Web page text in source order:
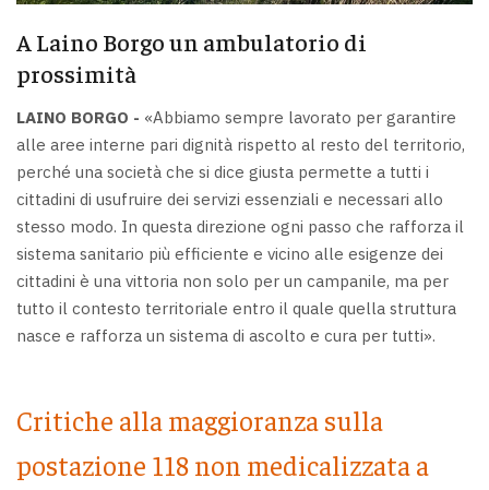
A Laino Borgo un ambulatorio di
prossimità
LAINO BORGO - «Abbiamo sempre lavorato per garantire
alle aree interne pari dignità rispetto al resto del territorio,
perché una società che si dice giusta permette a tutti i
cittadini di usufruire dei servizi essenziali e necessari allo
stesso modo. In questa direzione ogni passo che rafforza il
sistema sanitario più efficiente e vicino alle esigenze dei
cittadini è una vittoria non solo per un campanile, ma per
tutto il contesto territoriale entro il quale quella struttura
nasce e rafforza un sistema di ascolto e cura per tutti».
Critiche alla maggioranza sulla
postazione 118 non medicalizzata a